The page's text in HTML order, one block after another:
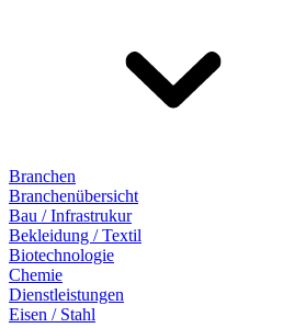
Branchen
Branchenübersicht
Bau / Infrastrukur
Bekleidung / Textil
Biotechnologie
Chemie
Dienstleistungen
Eisen / Stahl